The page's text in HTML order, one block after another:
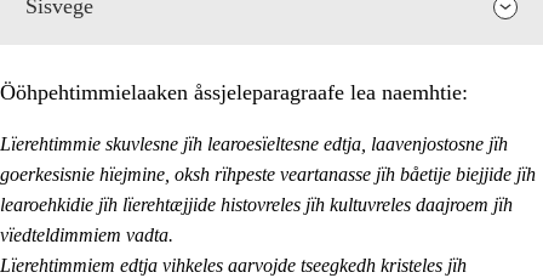
Sisvege
Ööhpehtimmielaaken åssjeleparagraafe lea naemhtie:
Lïerehtimmie skuvlesne jïh learoesïeltesne edtja, laavenjostosne jïh
goerkesisnie hïejmine, oksh rïhpeste veartanasse jïh båetije biejjide jïh
learoehkidie jïh lïerehtæjjide histovreles jïh kultuvreles daajroem jïh
vïedteldimmiem vadta.
Lïerehtimmiem edtja vihkeles aarvojde tseegkedh kristeles jïh